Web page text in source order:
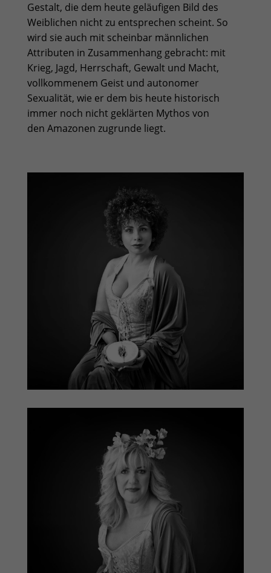
Gestalt, die dem heute geläufigen Bild des
Weiblichen nicht zu entsprechen scheint. So
wird sie auch mit scheinbar männlichen
Attributen in Zusammenhang gebracht: mit
Krieg, Jagd, Herrschaft, Gewalt und Macht,
vollkommenem Geist und autonomer
Sexualität, wie er dem bis heute historisch
immer noch nicht geklärten Mythos von
den Amazonen zugrunde liegt.